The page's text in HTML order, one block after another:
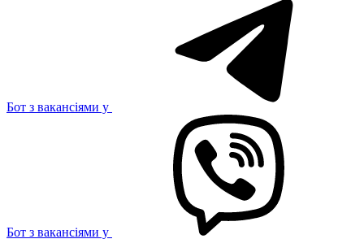
Бот з вакансіями у
Бот з вакансіями у